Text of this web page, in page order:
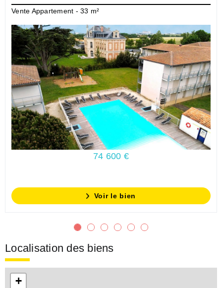
Vente Appartement - 33 m²
74 600 €
Voir le bien
Localisation des biens
+